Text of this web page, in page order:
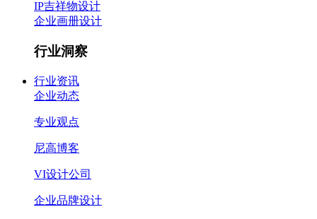
IP吉祥物设计
企业画册设计
行业洞察
行业资讯
企业动态
专业观点
尼高博客
VI设计公司
企业品牌设计